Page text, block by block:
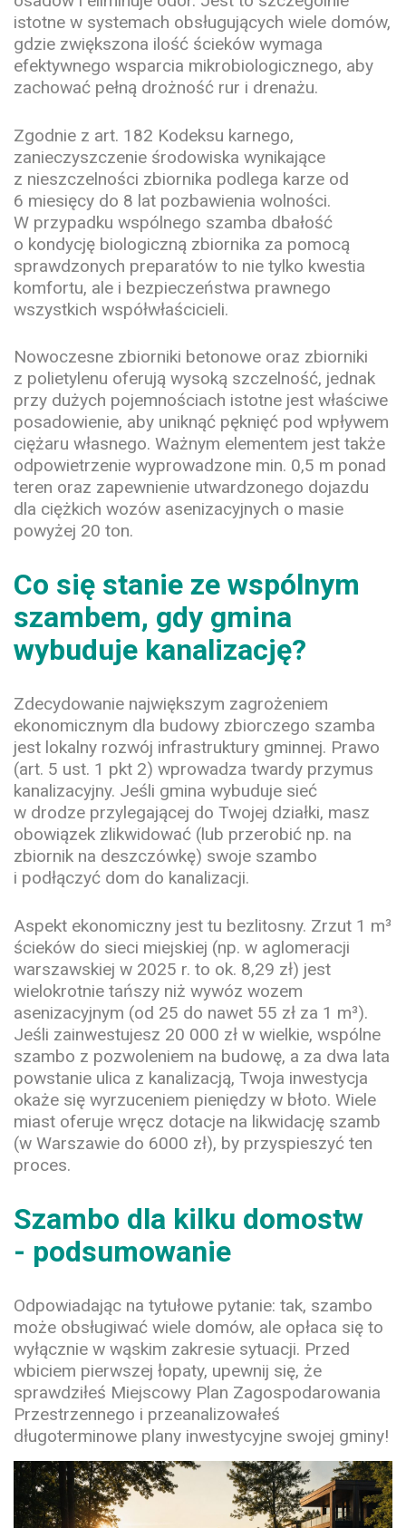
istotne w systemach obsługujących wiele domów,
gdzie zwiększona ilość ścieków wymaga
efektywnego wsparcia mikrobiologicznego, aby
zachować pełną drożność rur i drenażu.
Zgodnie z art. 182 Kodeksu karnego,
zanieczyszczenie środowiska wynikające
z nieszczelności zbiornika podlega karze od
6 miesięcy do 8 lat pozbawienia wolności.
W przypadku wspólnego szamba dbałość
o kondycję biologiczną zbiornika za pomocą
sprawdzonych preparatów to nie tylko kwestia
komfortu, ale i bezpieczeństwa prawnego
wszystkich współwłaścicieli.
Nowoczesne zbiorniki betonowe oraz zbiorniki
z polietylenu oferują wysoką szczelność, jednak
przy dużych pojemnościach istotne jest właściwe
posadowienie, aby uniknąć pęknięć pod wpływem
ciężaru własnego. Ważnym elementem jest także
odpowietrzenie wyprowadzone min. 0,5 m ponad
teren oraz zapewnienie utwardzonego dojazdu
dla ciężkich wozów asenizacyjnych o masie
powyżej 20 ton.
Co się stanie ze wspólnym
szambem, gdy gmina
wybuduje kanalizację?
Zdecydowanie największym zagrożeniem
ekonomicznym dla budowy zbiorczego szamba
jest lokalny rozwój infrastruktury gminnej. Prawo
(art. 5 ust. 1 pkt 2) wprowadza twardy przymus
kanalizacyjny. Jeśli gmina wybuduje sieć
w drodze przylegającej do Twojej działki, masz
obowiązek zlikwidować (lub przerobić np. na
zbiornik na deszczówkę) swoje szambo
i podłączyć dom do kanalizacji.
Aspekt ekonomiczny jest tu bezlitosny. Zrzut 1 m³
ścieków do sieci miejskiej (np. w aglomeracji
warszawskiej w 2025 r. to ok. 8,29 zł) jest
wielokrotnie tańszy niż wywóz wozem
asenizacyjnym (od 25 do nawet 55 zł za 1 m³).
Jeśli zainwestujesz 20 000 zł w wielkie, wspólne
szambo z pozwoleniem na budowę, a za dwa lata
powstanie ulica z kanalizacją, Twoja inwestycja
okaże się wyrzuceniem pieniędzy w błoto. Wiele
miast oferuje wręcz dotacje na likwidację szamb
(w Warszawie do 6000 zł), by przyspieszyć ten
proces.
Szambo dla kilku domostw
- podsumowanie
Odpowiadając na tytułowe pytanie: tak, szambo
może obsługiwać wiele domów, ale opłaca się to
wyłącznie w wąskim zakresie sytuacji. Przed
wbiciem pierwszej łopaty, upewnij się, że
sprawdziłeś Miejscowy Plan Zagospodarowania
Przestrzennego i przeanalizowałeś
długoterminowe plany inwestycyjne swojej gminy!